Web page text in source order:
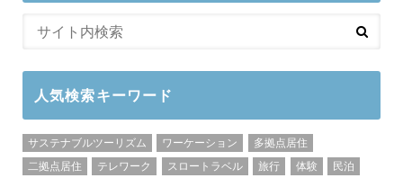
人気検索キーワード
サステナブルツーリズム ワーケーション
多拠点居住
二拠点居住
テレワーク スロートラベル 旅行 体験
民泊